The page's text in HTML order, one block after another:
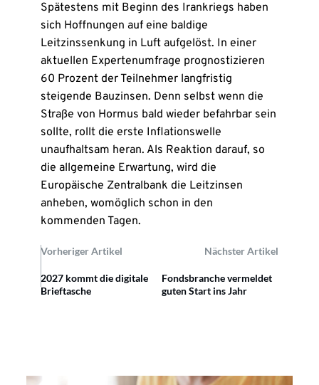
Spätestens mit Beginn des Irankriegs haben
sich Hoffnungen auf eine baldige
Leitzinssenkung in Luft aufgelöst. In einer
aktuellen Expertenumfrage prognostizieren
60 Prozent der Teilnehmer langfristig
steigende Bauzinsen. Denn selbst wenn die
Straße von Hormus bald wieder befahrbar sein
sollte, rollt die erste Inflationswelle
unaufhaltsam heran. Als Reaktion darauf, so
die allgemeine Erwartung, wird die
Europäische Zentralbank die Leitzinsen
anheben, womöglich schon in den
kommenden Tagen.
Vorheriger Artikel Nächster Artikel
2027 kommt die digitale
Brieftasche
Fondsbranche vermeldet
guten Start ins Jahr